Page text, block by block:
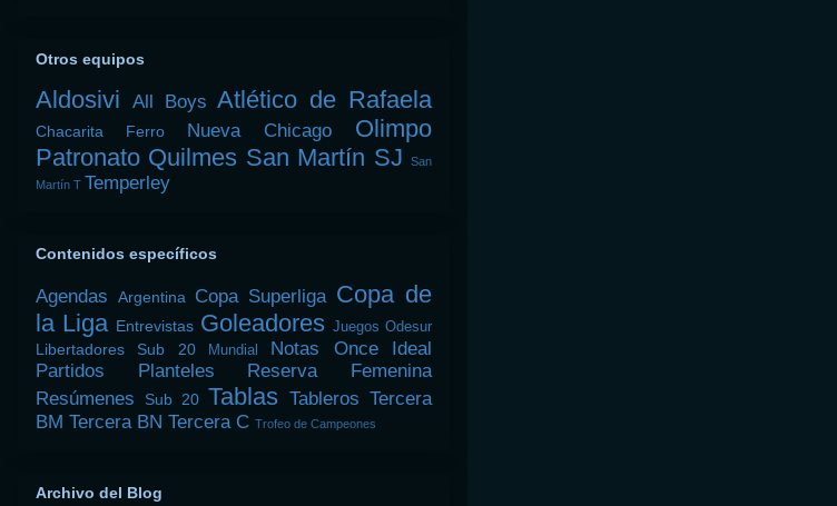
Otros equipos
Aldosivi All Boys Atlético de Rafaela
Chacarita Ferro Nueva Chicago
Olimpo
Patronato Quilmes San Martín SJ
San
Martín T Temperley
Contenidos específicos
Agendas Argentina Copa Superliga Copa de
la Liga Entrevistas Goleadores Juegos Odesur
Libertadores Sub 20 Mundial Notas
Once Ideal
Partidos
Planteles
Reserva Femenina
Resúmenes
Sub 20 Tablas Tableros Tercera
BM Tercera BN Tercera C Trofeo de Campeones
Archivo del Blog